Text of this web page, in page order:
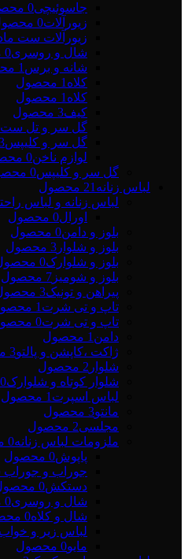
جاسوئیچی0 محصول
زیورآلات0 محصول
زیورآلات ست
شال و روسری0 محصول
شانه و برس 1 محصول
کلاه 1 محصول
کلاه 1 محصول
کیف3 محصول
گل سر و تل ست
گل سر و کلیپس3
لوازم ناخن0 محصول
گل سر و کلیپس0 محصول
لباس زنانه 21 محصول
لباس زنانه و لباس
اورال0 محصول
بلوز و دامن0 محصول
بلوز و شلوار 3 محصول
بلوز و شلوارک0 محصول
بلوز و شومیز 7 محصول
پیراهن و تونیک3 محصول
تاپ و تی شرت 1 محصول
تاپ و تی شرت0 محصول
دامن 1 محصول
ژاکت ،کاپشن و پالتو3 محصول
شلوار 2 محصول
شلوار کوتاه و شلوارک0 محصول
لباس اسپرت 1 محصول
مانتو3 محصول
مجلسی2 محصول
ملزومات لباس زنانه0 محصول
پاپوش0 محصول
جوراب و جوراب
دستکش0 محصول
شال و روسری0 محصول
شال و کلاه0 محصول
لباس زیر و خواب
مایو0 محصول